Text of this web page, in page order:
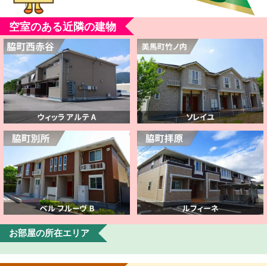
空室のある近隣の建物
お部屋の所在エリア